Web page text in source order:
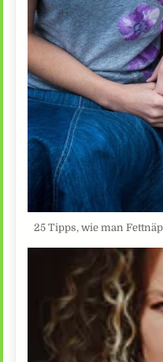
25 Tipps, wie man